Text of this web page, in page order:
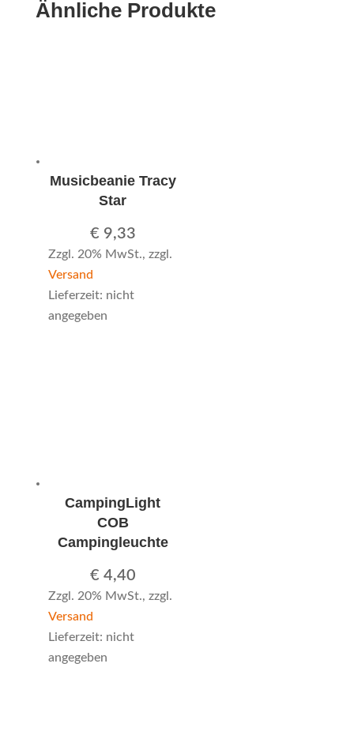
Ähnliche Produkte
Musicbeanie Tracy
Star
€ 9,33
Zzgl. 20% MwSt., zzgl.
Versand
Lieferzeit: nicht
angegeben
CampingLight
COB
Campingleuchte
€ 4,40
Zzgl. 20% MwSt., zzgl.
Versand
Lieferzeit: nicht
angegeben